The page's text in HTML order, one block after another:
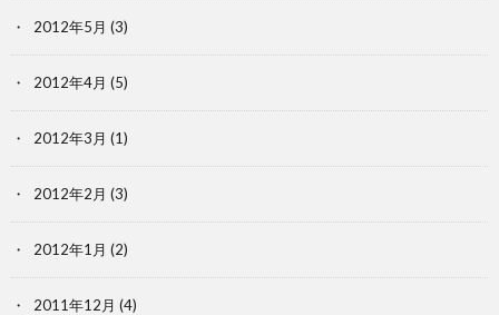
2012年5月 (3)
2012年4月 (5)
2012年3月 (1)
2012年2月 (3)
2012年1月 (2)
2011年12月 (4)